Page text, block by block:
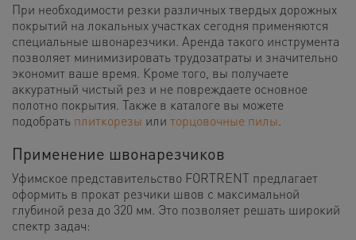
При необходимости резки различных твердых дорожных
покрытий на локальных участках сегодня применяются
специальные швонарезчики. Аренда такого инструмента
позволяет минимизировать трудозатраты и значительно
экономит ваше время. Кроме того, вы получаете
аккуратный чистый рез и не повреждаете основное
полотно покрытия. Также в каталоге вы можете
подобрать плиткорезы или торцовочные пилы
Применение швонарезчиков
Уфимское представительство FORTRENT предлагает
оформить в прокат резчики швов с максимальной
глубиной реза до 320 мм. Это позволяет решать широкий
спектр задач: